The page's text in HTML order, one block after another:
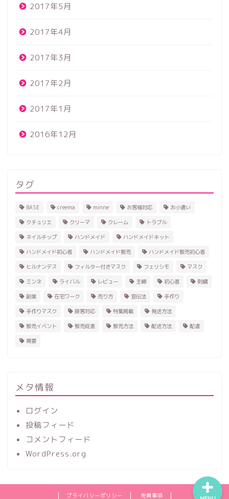
2017年5月
2017年4月
2017年3月
2017年2月
2017年1月
2016年12月
タグ
BASE creema minne お客様対応 お小遣い
クチュリエ クリーマ クレーム トラブル
ネイルチップ ハンドメイド ハンドメイドキット
ハンドメイド初心者 ハンドメイド販売 ハンドメイド販売初心者
ヒルナンデス フィルター付きマスク フェリシモ マスク
ミンネ ライバル レビュー 主婦 初心者 刺繍
副業 在宅ワーク 売り方 宣伝法 手作り
手作りマスク 接客対応 特集掲載 発送方法
販売イベント 販売促進 販売方法 配送方法 配達
需要
メタ情報
ログイン
投稿フィード
コメントフィード
WordPress.org
プライバシーポリシー 免責事項